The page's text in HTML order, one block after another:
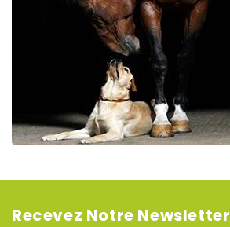
Recevez Notre Newsletter